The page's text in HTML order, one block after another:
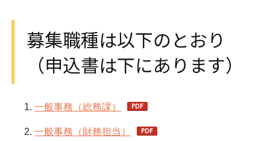
募集職種は以下のとおり
（申込書は下にあります）
一般事務（総務課）
一般事務（財務担当）